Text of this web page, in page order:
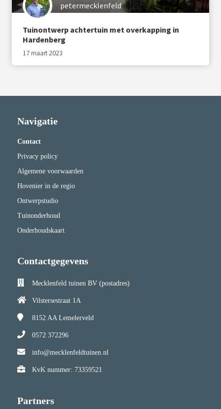
petermecklenfeld
Tuinontwerp achtertuin met overkapping in
Hardenberg
17 maart 2023
Navigatie
Contact
Privacy policy
Algemene voorwaarden
Hovenier in de regio
Ontwerpstudio
Tuinonderhoud
Onderhoudskaart
Contactgegevens
Mecklenfeld tuinen BV (postadres)
Vilstersestraat 1A
8152 AA Lemelerveld
0572 372296
info@mecklenfeldtuinen.nl
KvK nummer: 73359521
Partners